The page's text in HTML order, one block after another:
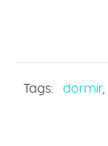
Tags: dormir,